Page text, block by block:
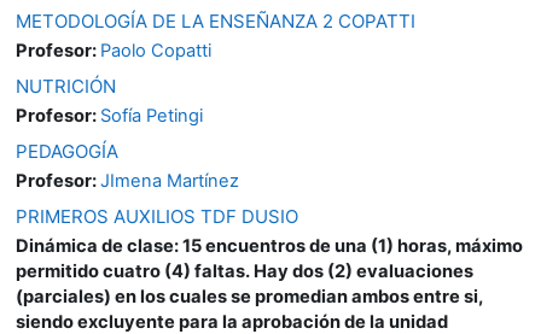
METODOLOGÍA DE LA ENSEÑANZA 2 COPATTI
Profesor: Paolo Copatti
NUTRICIÓN
Profesor: Sofía Petingi
PEDAGOGÍA
Profesor:JImena Martínez
PRIMEROS AUXILIOS TDF DUSIO
Dinámica de clase: 15 encuentros de una (1) horas, máximo
permitido cuatro (4) faltas. Hay dos (2) evaluaciones
(parciales) en los cuales se promedian ambos entre si,
siendo excluyente para la aprobación de la unidad